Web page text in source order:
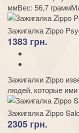
ммВес: 56,7
Зажигалка Zippo
1383 грн.
Зажигалки Zippo
людей, которые
Зажигалка Zippo
2305 грн.